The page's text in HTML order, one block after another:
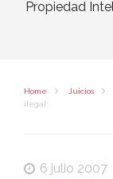
Propiedad
Home Juicios
ilegal
6 julio 2007